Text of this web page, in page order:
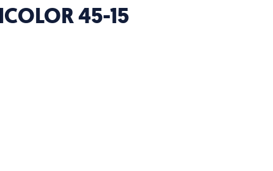
45-15